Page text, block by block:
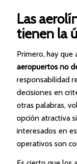
Las
tienen la
Primero, hay que
aeropuertos no
responsabilidad
decisiones en
otras palabras,
opción atractiva
interesados en
operativos son